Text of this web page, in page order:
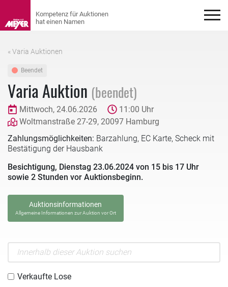
« Varia Auktionen
Beendet
Varia Auktion (beendet)
Mittwoch, 24.06.2026
11:00 Uhr
Woltmanstraße 27-29, 20097 Hamburg
Zahlungsmöglichkeiten: Barzahlung, EC Karte, Scheck mit
Bestätigung der Hausbank
Besichtigung, Dienstag 23.06.2024 von 15 bis 17 Uhr
sowie 2 Stunden vor Auktionsbeginn.
Auktionsinformationen
Allgemeine Informationen zur Auktion vor Ort
Verkaufte Lose